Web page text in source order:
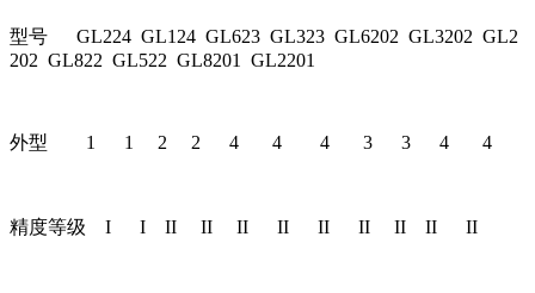
型号 GL224 GL124 GL623 GL323 GL6202 GL3202 GL2
202 GL822 GL522 GL8201 GL2201
外型 1 1 2 2 4 4 4 3 3 4 4
精度等级 I I II II II II II II II II II